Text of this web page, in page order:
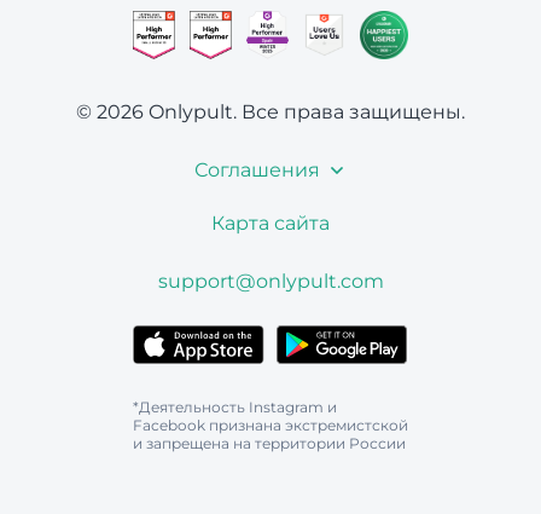
© 2026 Onlypult. Все права защищены.
Соглашения
Карта сайта
support@onlypult.com
*Деятельность Instagram и
Facebook признана экстремистской
и запрещена на территории России